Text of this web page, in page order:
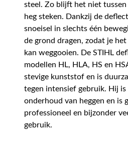
steel. Zo blijft het niet tussen
heg steken. Dankzij de
snoeisel in slechts één
de grond dragen, zodat je
kan weggooien. De STIHL
modellen HL, HLA, HS en
stevige kunststof en is
tegen intensief gebruik. Hij
onderhoud van heggen en is
professioneel en bijzonder
gebruik.